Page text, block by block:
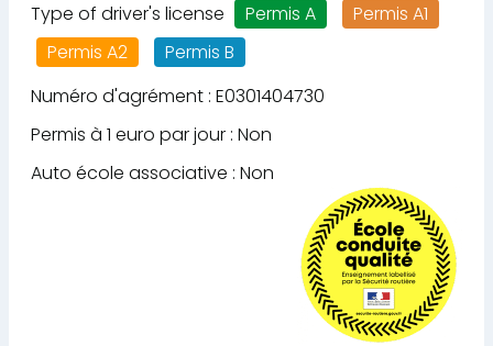
Type of driver's license Permis A
Permis A1
Permis A2
Permis B
Numéro d'agrément : E0301404730
Permis à 1 euro par jour : Non
Auto école associative : Non